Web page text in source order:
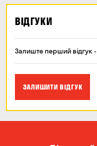
ВІДГУКИ
Залиште перший
ЗАЛИШИТИ ВІДГУК